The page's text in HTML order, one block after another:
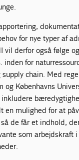
for nye typer af
vil derfor også følge
inden for
chain. Med
og Københavns
en mulighed for at
de får et indhold,
som arbejdskraft i